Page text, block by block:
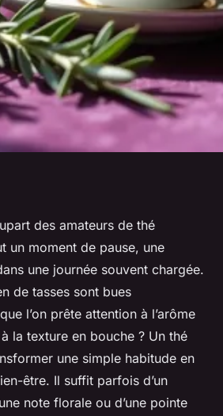
compagnie &
thés haut de
•14 min de lecture
des amateurs de thé
un moment de pause, une
une journée souvent chargée.
de tasses sont bues
l’on prête attention à l’arôme
la texture en bouche ? Un thé
une simple habitude en
être. Il suffit parfois d’un
note florale ou d’une pointe